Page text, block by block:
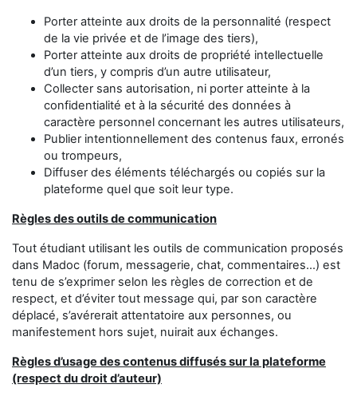
Porter atteinte aux droits de la personnalité (respect
de la vie privée et de l’image des tiers),
Porter atteinte aux droits de propriété intellectuelle
d’un tiers, y compris d’un autre utilisateur,
Collecter sans autorisation, ni porter atteinte à la
confidentialité et à la sécurité des données à
caractère personnel concernant les autres utilisateurs,
Publier intentionnellement des contenus faux, erronés
ou trompeurs,
Diffuser des éléments téléchargés ou copiés sur la
plateforme quel que soit leur type.
Règles des outils de communication
Tout étudiant utilisant les outils de communication proposés
dans Madoc (forum, messagerie, chat, commentaires...) est
tenu de s’exprimer selon les règles de correction et de
respect, et d’éviter tout message qui, par son caractère
déplacé, s’avérerait attentatoire aux personnes, ou
manifestement hors sujet, nuirait aux échanges.
Règles d’usage des contenus diffusés sur la plateforme
(respect du droit d’auteur)